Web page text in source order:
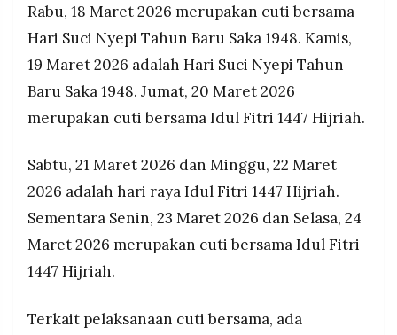
Rabu, 18 Maret 2026 merupakan cuti bersama
Hari Suci Nyepi Tahun Baru Saka 1948. Kamis,
19 Maret 2026 adalah Hari Suci Nyepi Tahun
Baru Saka 1948. Jumat, 20 Maret 2026
merupakan cuti bersama Idul Fitri 1447 Hijriah.
Sabtu, 21 Maret 2026 dan Minggu, 22 Maret
2026 adalah hari raya Idul Fitri 1447 Hijriah.
Sementara Senin, 23 Maret 2026 dan Selasa, 24
Maret 2026 merupakan cuti bersama Idul Fitri
1447 Hijriah.
Terkait pelaksanaan cuti bersama, ada